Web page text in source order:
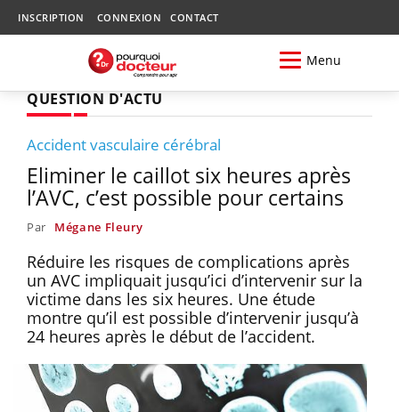
INSCRIPTION CONNEXION CONTACT
Menu
QUESTION D'ACTU
Accident vasculaire cérébral
Eliminer le caillot six heures après
l’AVC, c’est possible pour certains
Par Mégane Fleury
Réduire les risques de complications après
un AVC impliquait jusqu’ici d’intervenir sur la
victime dans les six heures. Une étude
montre qu’il est possible d’intervenir jusqu’à
24 heures après le début de l’accident.